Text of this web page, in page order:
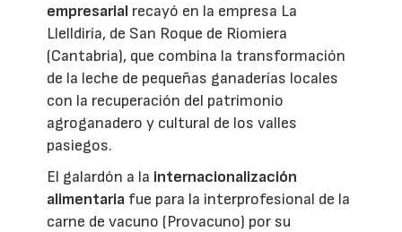
empresarial recayó en la empresa La
Llelldiría, de San Roque de Riomiera
(Cantabria), que combina la transformación
de la leche de pequeñas ganaderías locales
con la recuperación del patrimonio
agroganadero y cultural de los valles
pasiegos.
El galardón a la internacionalización
alimentaria fue para la interprofesional de la
carne de vacuno (Provacuno) por su